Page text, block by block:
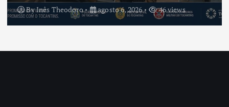
ByInês Theodoro agosto 5, 2026 41 views